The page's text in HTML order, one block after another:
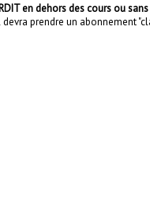
en dehors des cours ou
prendre un abonnement